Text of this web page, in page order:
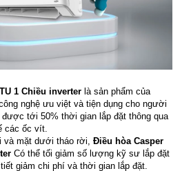
1 Chiều inverter là sản phẩm của
nghệ ưu việt và tiện dụng cho người
tới 50% thời gian lắp đặt thông qua
các ốc vít.
và mặt dưới tháo rời, Điều hòa Casper
Có thể tối giảm số lượng kỹ sư lắp đặt
giảm chi phí và thời gian lắp đặt.